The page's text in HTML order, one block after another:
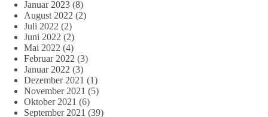
Januar 2023 (8)
August 2022 (2)
Juli 2022 (2)
Juni 2022 (2)
Mai 2022 (4)
Februar 2022 (3)
Januar 2022 (3)
Dezember 2021 (1)
November 2021 (5)
Oktober 2021 (6)
September 2021 (39)